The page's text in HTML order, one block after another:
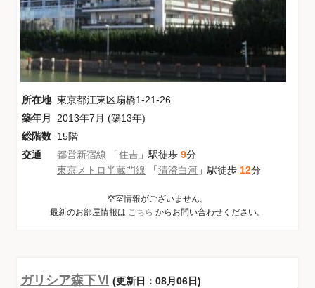
所在地 東京都江東区扇橋1-21-26
築年月
2013年7月 (築13年)
総階数 15階
交通
都営新宿線 「住吉 」駅徒歩 9分
東京メトロ半蔵門線 「清澄白河 」駅徒歩 12分
空室情報がございません。
最新のお部屋情報は こちら からお問い合わせください。
ガリシア森下Ⅵ (更新日：08月06日)